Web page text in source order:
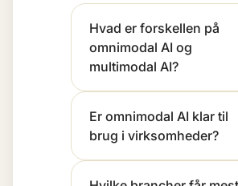
Hvad er forskellen på
omnimodal AI og
multimodal AI?
Er omnimodal AI klar til
brug i virksomheder?